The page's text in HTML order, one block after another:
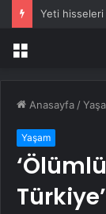
Menü
Anasayfa /
Yaşam